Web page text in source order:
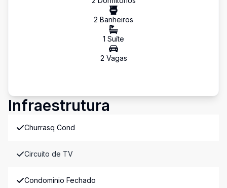
2 Banheiros
1 Suíte
2 Vagas
Infraestrutura
Churrasq Cond
Circuito de TV
Condominio Fechado